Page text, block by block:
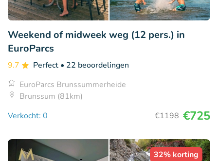
Weekend of midweek weg (12 pers.) in
EuroParcs
9.7 Perfect • 22 beoordelingen
EuroParcs Brunssummerheide
Brunssum (81km)
Verkocht: 0
€1198 €725
32% korting